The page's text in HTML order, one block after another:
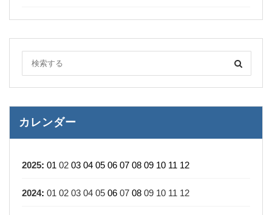
カレンダー
2025: 01 02 03 04 05 06 07 08 09 10 11 12
2024: 01 02 03 04 05 06 07 08 09 10 11 12